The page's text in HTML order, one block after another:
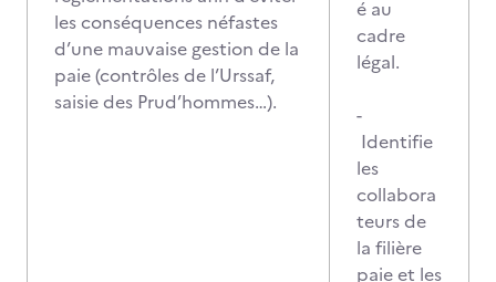
les conséquences néfastes
d’une mauvaise gestion de la
paie (contrôles de l’Urssaf,
saisie des Prud’hommes…).
é au
cadre
légal.
-
Identifie
les
collabora
teurs de
la filière
paie et les